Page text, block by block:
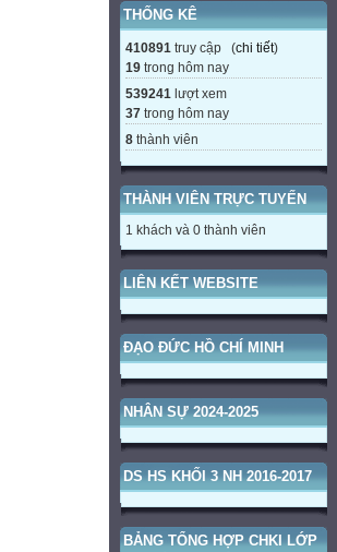
THỐNG KÊ
410891 truy cập (chi tiết)
19 trong hôm nay
539241 lượt xem
37 trong hôm nay
8 thành viên
THÀNH VIÊN TRỰC TUYẾN
1 khách và 0 thành viên
LIÊN KẾT WEBSITE
ĐẠO ĐỨC HỒ CHÍ MINH
NHÂN SỰ 2024-2025
DS HS KHỐI 3 NH 2016-2017
BẢNG TỔNG HỢP CHKI LỚP